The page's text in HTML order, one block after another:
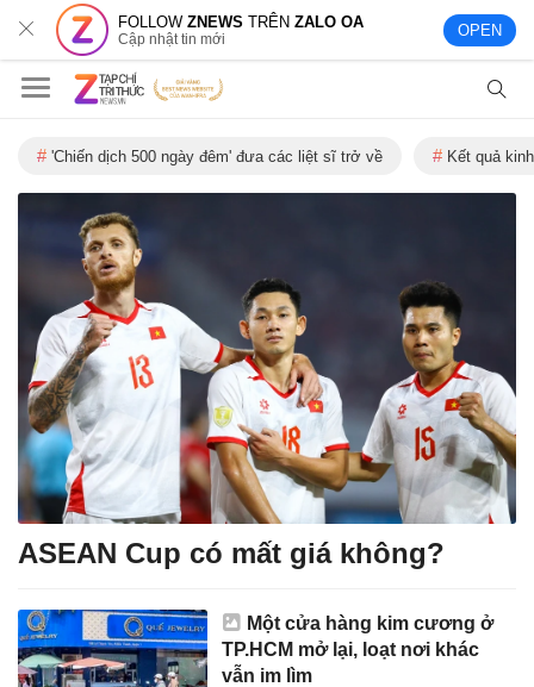
FOLLOWZNEWS TRÊNZALO OA
Cập nhật tin mới OPEN
'Chiến dịch 500 ngày đêm' đưa các liệt sĩ trở về Kết quả
ASEAN Cup có mất giá không?
Một cửa hàng kim cương ở
TP.HCM mở lại, loạt nơi khác
vẫn im lìm